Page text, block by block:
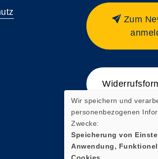
Zum
Wir speichern und
personenbezogenen
Zwecke:
Speicherung von
Anwendung,